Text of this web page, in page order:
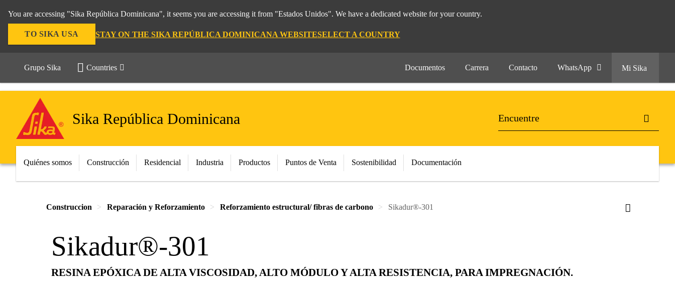
You are accessing "Sika República Dominicana", it seems you are accessing it from "Estados Unidos". We have a dedicated website for your country.
TO SIKA USA STAY ON THE SIKA REPÚBLICA DOMINICANA WEBSITESELECT A COUNTRY
Grupo Sika Countries Documentos Carrera Contacto WhatsApp Mi Sika
Sika República Dominicana
Quiénes somos Construcción Residencial Industria Productos Puntos de Venta Sostenibilidad Documentación
Construccion Reparación y Reforzamiento Reforzamiento estructural/ fibras de carbono Sikadur®-301
Sikadur®-301
RESINA EPÓXICA DE ALTA VISCOSIDAD, ALTO MÓDULO Y ALTA RESISTENCIA, PARA IMPREGNACIÓN.